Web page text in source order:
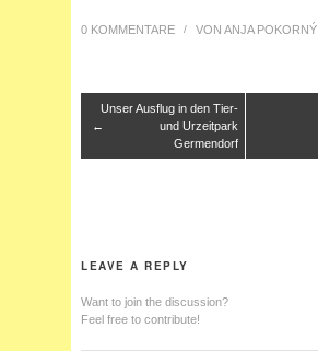
0 KOMMENTARE / VON ANJA POKORNÝ
←
Unser Ausflug in den Tier-
und Urzeitpark
Germendorf
LEAVE A REPLY
Want to join the discussion?
Feel free to contribute!